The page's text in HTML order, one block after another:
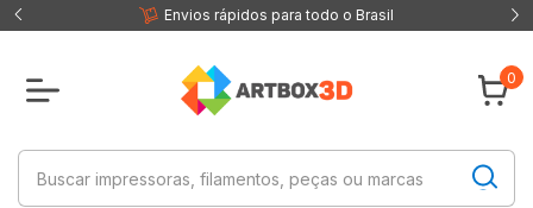
Envios rápidos para todo o Brasil
0